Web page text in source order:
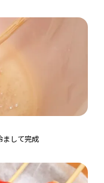
まして完成